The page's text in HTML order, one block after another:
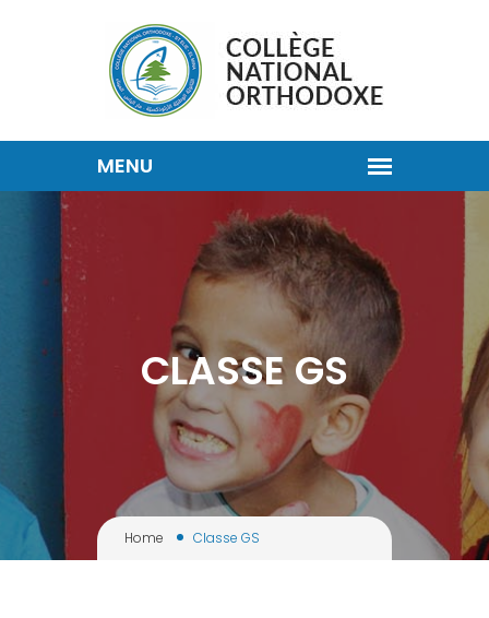
CLASSE GS
Home Classe GS